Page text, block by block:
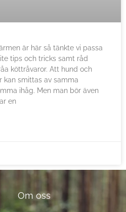
är här så tänkte vi passa
tips och tricks samt råd
köttråvaror. Att hund och
kan smittas av samma
ihåg. Men man bör även
en
Om oss